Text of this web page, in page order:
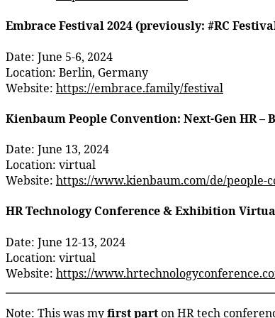
Embrace Festival 2024 (previously: #RC
Date: June 5-6, 2024
Location: Berlin, Germany
Website: https://embrace.family/festival
Kienbaum People Convention: Next-Gen HR
Date: June 13, 2024
Location: virtual
Website: https://www.kienbaum.com/de/people-
HR Technology Conference & Exhibition
Date: June 12-13, 2024
Location: virtual
Website: https://
Note: This was myfirst parton HR tech